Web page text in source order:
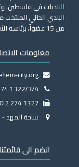
من 15 عضواً، برئاسة الأستاذ حنا سمير حنانيا.
معلومات
city.org
1322/3/4
2 274 1327
ساحة المهد
انضم الى